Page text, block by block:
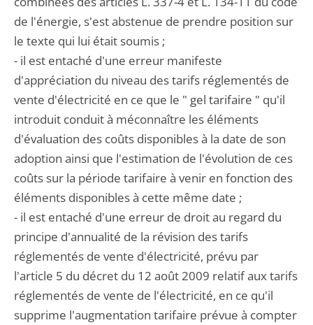
de l'énergie, s'est abstenue de prendre position sur
le texte qui lui était soumis ;
- il est entaché d'une erreur manifeste
d'appréciation du niveau des tarifs réglementés de
vente d'électricité en ce que le " gel tarifaire " qu'il
introduit conduit à méconnaître les éléments
d'évaluation des coûts disponibles à la date de son
adoption ainsi que l'estimation de l'évolution de ces
coûts sur la période tarifaire à venir en fonction des
éléments disponibles à cette même date ;
- il est entaché d'une erreur de droit au regard du
principe d'annualité de la révision des tarifs
réglementés de vente d'électricité, prévu par
l'article 5 du décret du 12 août 2009 relatif aux tarifs
réglementés de vente de l'électricité, en ce qu'il
supprime l'augmentation tarifaire prévue à compter